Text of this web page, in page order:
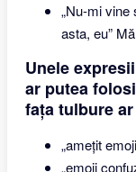
„Nu-mi vine
asta, eu”
Unele
ar putea
fața tulbure
„amețit
„emoji